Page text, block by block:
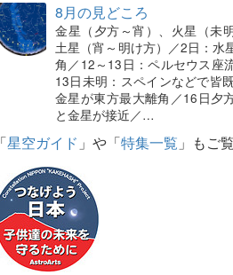
8月の見どころ
金星（夕方～宵）、火星（未
土星（宵～明け方）／2日：水
角／12～13日：ペルセウス座
13日未明：スペインなどで皆
金星が東方最大離角／16日夕
と金星が接近／…
「星空ガイド 」や「特集一覧 」もご